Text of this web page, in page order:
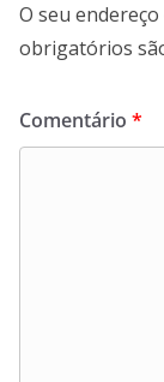
O seu
obrigatórios
Comentário *